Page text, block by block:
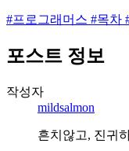
#프로그래머스 #목차
포스트 정보
작성자
mildsalmon
흔치않고, 진귀